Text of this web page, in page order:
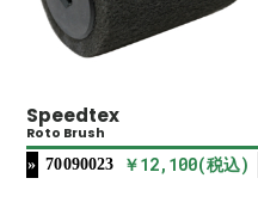
Speedtex
Roto Brush
70090023
￥12,100(税込)